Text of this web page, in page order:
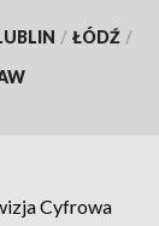
/ ŁÓDŹ /
Cyfrowa